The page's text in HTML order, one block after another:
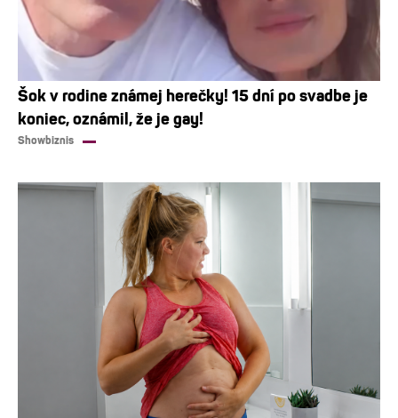
Šok v rodine známej herečky! 15 dní po svadbe je
koniec, oznámil, že je gay!
Showbiznis